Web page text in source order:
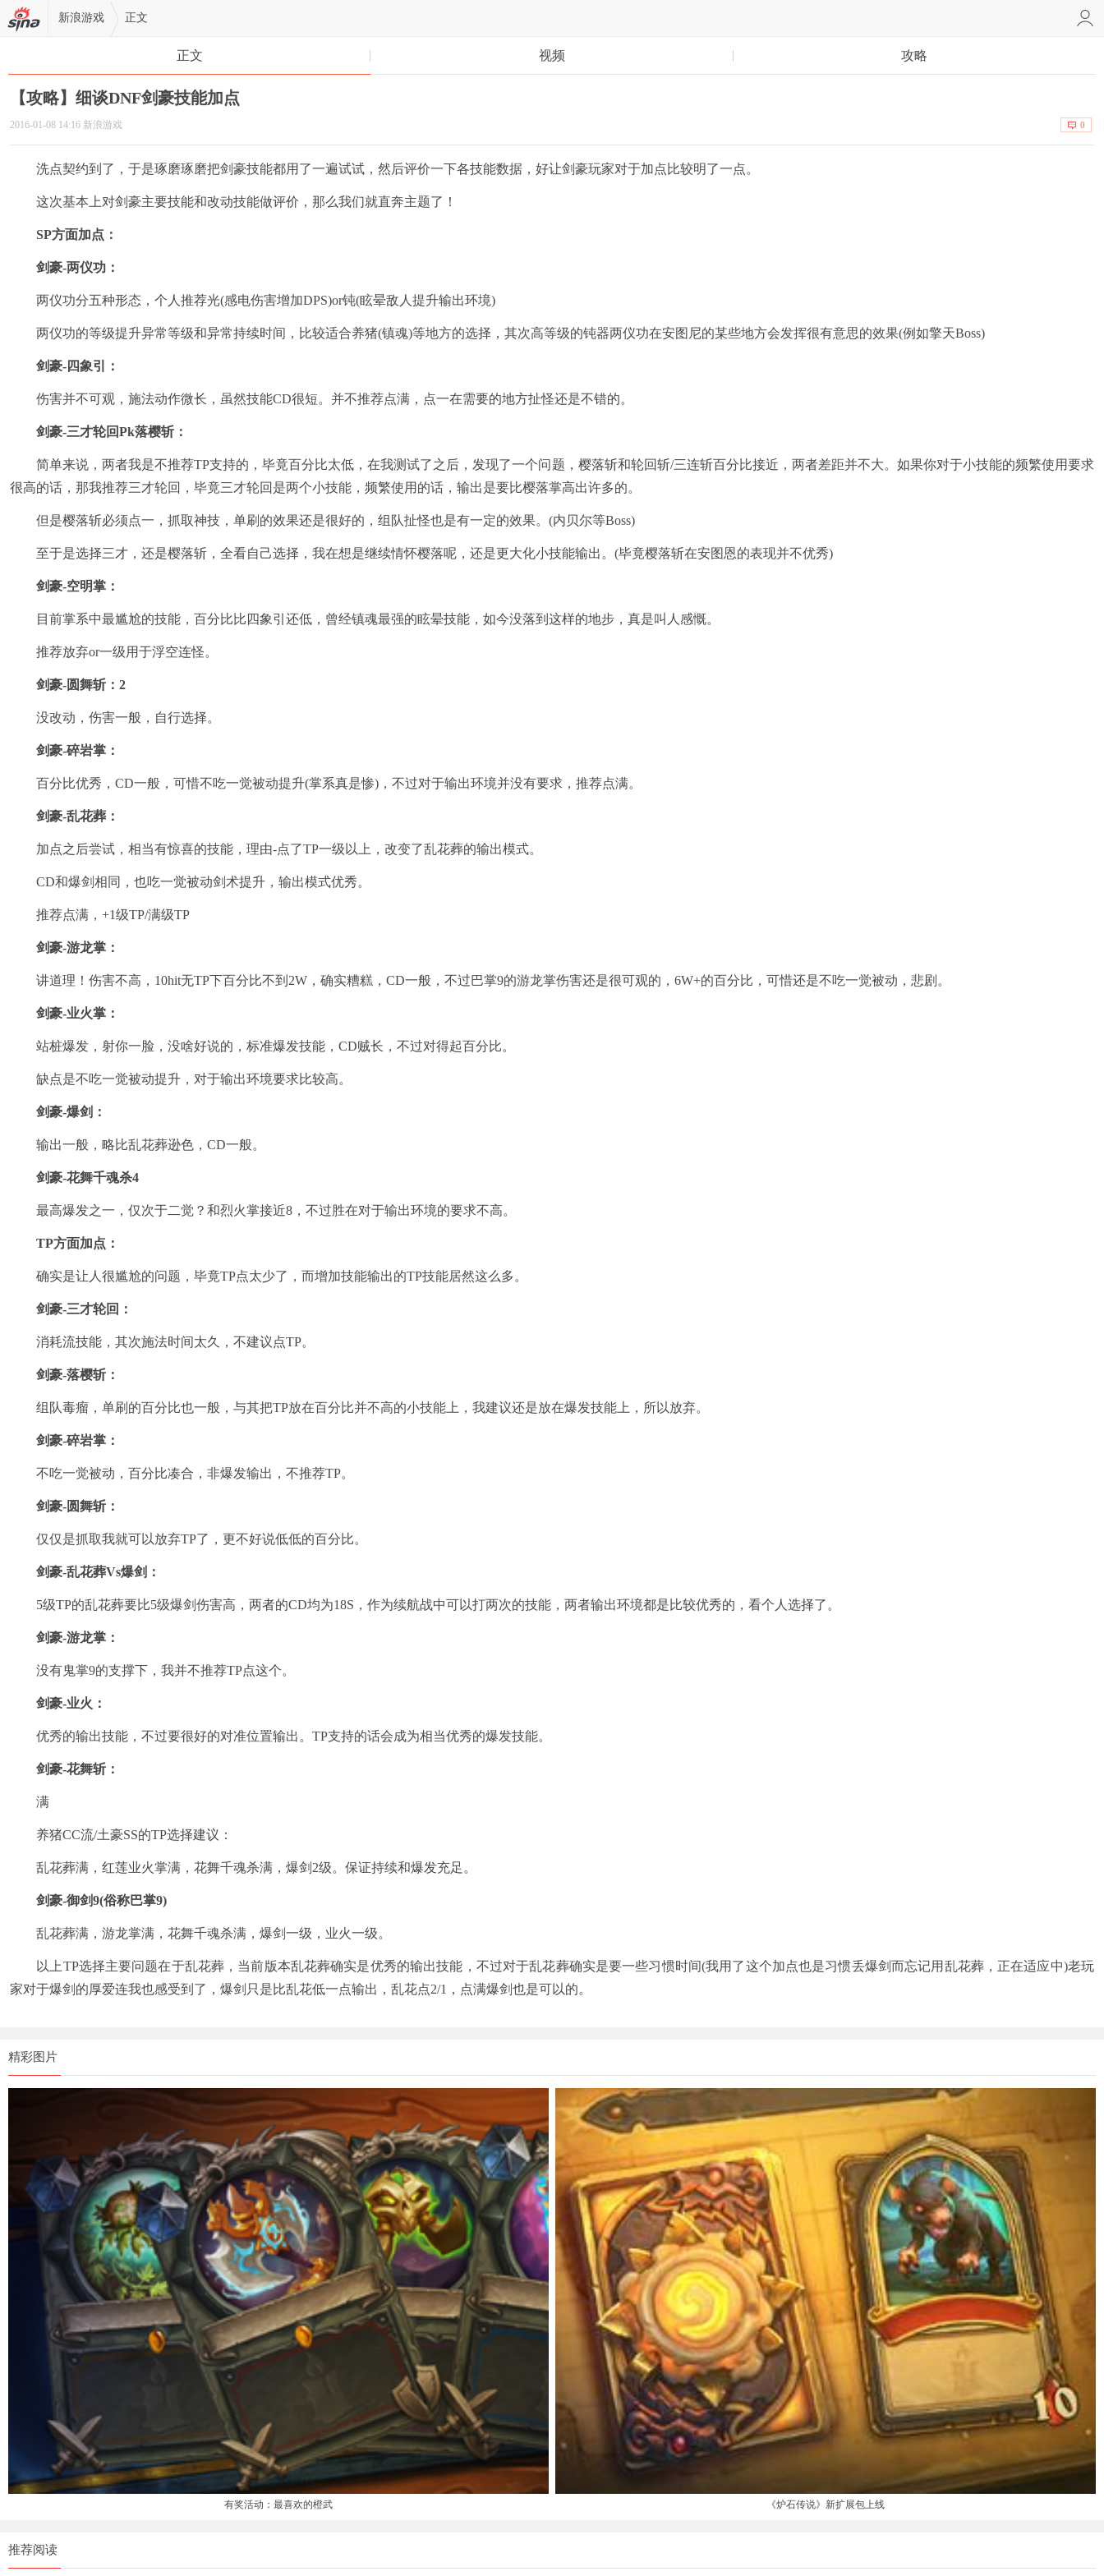
新浪游戏 正文
正文 视频 攻略
【攻略】细谈DNF剑豪技能加点
2016-01-08 14:16 新浪游戏 0
洗点契约到了，于是琢磨琢磨把剑豪技能都用了一遍试试，然后评价一下各技能数据，好让剑豪玩家对于加点比较明了一点。
这次基本上对剑豪主要技能和改动技能做评价，那么我们就直奔主题了！
SP方面加点：
剑豪-两仪功：
两仪功分五种形态，个人推荐光(感电伤害增加DPS)or钝(眩晕敌人提升输出环境)
两仪功的等级提升异常等级和异常持续时间，比较适合养猪(镇魂)等地方的选择，其次高等级的钝器两仪功在安图尼的某些地方会发挥很有意思的效果(例如擎天Boss)
剑豪-四象引：
伤害并不可观，施法动作微长，虽然技能CD很短。并不推荐点满，点一在需要的地方扯怪还是不错的。
剑豪-三才轮回Pk落樱斩：
简单来说，两者我是不推荐TP支持的，毕竟百分比太低，在我测试了之后，发现了一个问题，樱落斩和轮回斩/三连斩百分比接近，两者差距并不大。如果你对于小技能的频繁使用要求
很高的话，那我推荐三才轮回，毕竟三才轮回是两个小技能，频繁使用的话，输出是要比樱落掌高出许多的。
但是樱落斩必须点一，抓取神技，单刷的效果还是很好的，组队扯怪也是有一定的效果。(内贝尔等Boss)
至于是选择三才，还是樱落斩，全看自己选择，我在想是继续情怀樱落呢，还是更大化小技能输出。(毕竟樱落斩在安图恩的表现并不优秀)
剑豪-空明掌：
目前掌系中最尴尬的技能，百分比比四象引还低，曾经镇魂最强的眩晕技能，如今没落到这样的地步，真是叫人感慨。
推荐放弃or一级用于浮空连怪。
剑豪-圆舞斩：2
没改动，伤害一般，自行选择。
剑豪-碎岩掌：
百分比优秀，CD一般，可惜不吃一觉被动提升(掌系真是惨)，不过对于输出环境并没有要求，推荐点满。
剑豪-乱花葬：
加点之后尝试，相当有惊喜的技能，理由-点了TP一级以上，改变了乱花葬的输出模式。
CD和爆剑相同，也吃一觉被动剑术提升，输出模式优秀。
推荐点满，+1级TP/满级TP
剑豪-游龙掌：
讲道理！伤害不高，10hit无TP下百分比不到2W，确实糟糕，CD一般，不过巴掌9的游龙掌伤害还是很可观的，6W+的百分比，可惜还是不吃一觉被动，悲剧。
剑豪-业火掌：
站桩爆发，射你一脸，没啥好说的，标准爆发技能，CD贼长，不过对得起百分比。
缺点是不吃一觉被动提升，对于输出环境要求比较高。
剑豪-爆剑：
输出一般，略比乱花葬逊色，CD一般。
剑豪-花舞千魂杀4
最高爆发之一，仅次于二觉？和烈火掌接近8，不过胜在对于输出环境的要求不高。
TP方面加点：
确实是让人很尴尬的问题，毕竟TP点太少了，而增加技能输出的TP技能居然这么多。
剑豪-三才轮回：
消耗流技能，其次施法时间太久，不建议点TP。
剑豪-落樱斩：
组队毒瘤，单刷的百分比也一般，与其把TP放在百分比并不高的小技能上，我建议还是放在爆发技能上，所以放弃。
剑豪-碎岩掌：
不吃一觉被动，百分比凑合，非爆发输出，不推荐TP。
剑豪-圆舞斩：
仅仅是抓取我就可以放弃TP了，更不好说低低的百分比。
剑豪-乱花葬Vs爆剑：
5级TP的乱花葬要比5级爆剑伤害高，两者的CD均为18S，作为续航战中可以打两次的技能，两者输出环境都是比较优秀的，看个人选择了。
剑豪-游龙掌：
没有鬼掌9的支撑下，我并不推荐TP点这个。
剑豪-业火：
优秀的输出技能，不过要很好的对准位置输出。TP支持的话会成为相当优秀的爆发技能。
剑豪-花舞斩：
满
养猪CC流/土豪SS的TP选择建议：
乱花葬满，红莲业火掌满，花舞千魂杀满，爆剑2级。保证持续和爆发充足。
剑豪-御剑9(俗称巴掌9)
乱花葬满，游龙掌满，花舞千魂杀满，爆剑一级，业火一级。
以上TP选择主要问题在于乱花葬，当前版本乱花葬确实是优秀的输出技能，不过对于乱花葬确实是要一些习惯时间(我用了这个加点也是习惯丢爆剑而忘记用乱花葬，正在适应中)老玩
家对于爆剑的厚爱连我也感受到了，爆剑只是比乱花低一点输出，乱花点2/1，点满爆剑也是可以的。
精彩图片
有奖活动：最喜欢的橙武 《炉石传说》新扩展包上线
推荐阅读